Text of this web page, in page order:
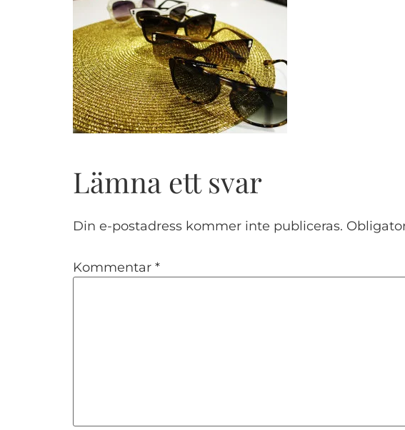
Lämna ett svar
Din e-postadress kommer inte publiceras.
Kommentar *